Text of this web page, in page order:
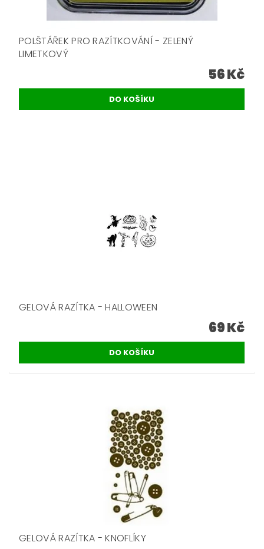
POLŠTÁŘEK PRO RAZÍTKOVÁNÍ - ZELENÝ
LIMETKOVÝ
56 Kč
GELOVÁ RAZÍTKA - HALLOWEEN
69 Kč
GELOVÁ RAZÍTKA - KNOFLÍKY